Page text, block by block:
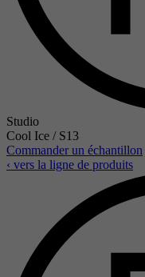
Studio
Cool Ice / S13
Commander un échantillon
‹ vers la ligne de produits